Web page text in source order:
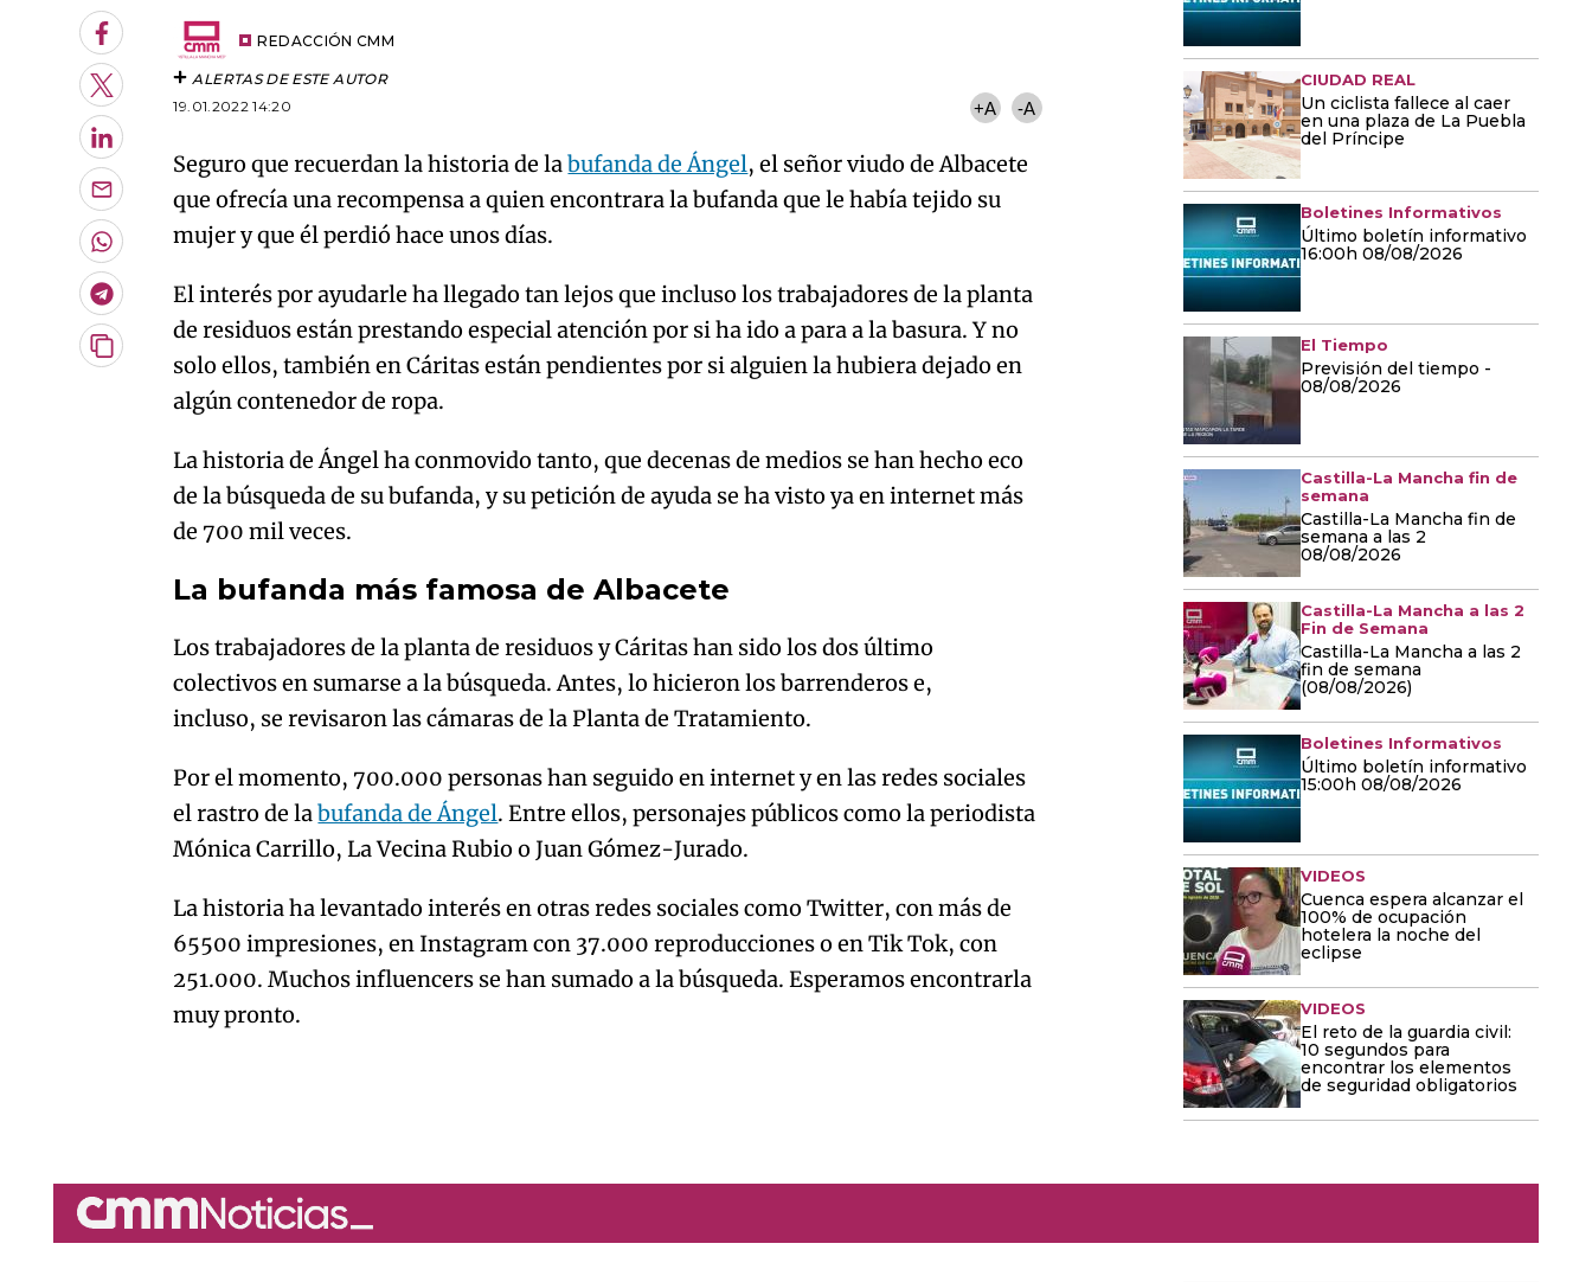
Facebook
Twitter
LinkedIn
Enviar
por
Email
Whatsapp
Telegram
Copiar
REDACCIÓN CMM
ALERTAS DE ESTE AUTOR
19.01.2022 14:20
+A -A
Seguro que recuerdan la historia de labufanda de Ángel, el señor viudo de Albacete
que ofrecía una recompensa a quien encontrara la bufanda que le había tejido su
mujer y que él perdió hace unos días.
El interés por ayudarle ha llegado tan lejos que incluso los trabajadores de la planta
de residuos están prestando especial atención por si ha ido a para a la basura. Y no
solo ellos, también en Cáritas están pendientes por si alguien la hubiera dejado en
algún contenedor de ropa.
La historia de Ángel ha conmovido tanto, que decenas de medios se han hecho eco
de la búsqueda de su bufanda, y su petición de ayuda se ha visto ya en internet más
de 700 mil veces.
La bufanda más famosa de Albacete
Los trabajadores de la planta de residuos y Cáritas han sido los dos último
colectivos en sumarse a la búsqueda. Antes, lo hicieron los barrenderos e,
incluso, se revisaron las cámaras de la Planta de Tratamiento.
Por el momento, 700.000 personas han seguido en internet y en las redes sociales
el rastro de labufanda de Ángel. Entre ellos, personajes públicos como la periodista
Mónica Carrillo, La Vecina Rubio o Juan Gómez-Jurado.
La historia ha levantado interés en otras redes sociales como Twitter, con más de
65500 impresiones, en Instagram con 37.000 reproducciones o en Tik Tok, con
251.000. Muchos influencers se han sumado a la búsqueda. Esperamos encontrarla
muy pronto.
CIUDAD REAL
Un ciclista fallece al caer
en una plaza de La Puebla
del Príncipe
Boletines Informativos
Último boletín informativo
16:00h 08/08/2026
El Tiempo
Previsión del tiempo -
08/08/2026
Castilla-La Mancha fin de
semana
Castilla-La Mancha fin de
semana a las 2
08/08/2026
Castilla-La Mancha a las 2
Fin de Semana
Castilla-La Mancha a las 2
fin de semana
(08/08/2026)
Boletines Informativos
Último boletín informativo
15:00h 08/08/2026
VIDEOS
Cuenca espera alcanzar el
100% de ocupación
hotelera la noche del
eclipse
VIDEOS
El reto de la guardia civil:
10 segundos para
encontrar los elementos
de seguridad obligatorios